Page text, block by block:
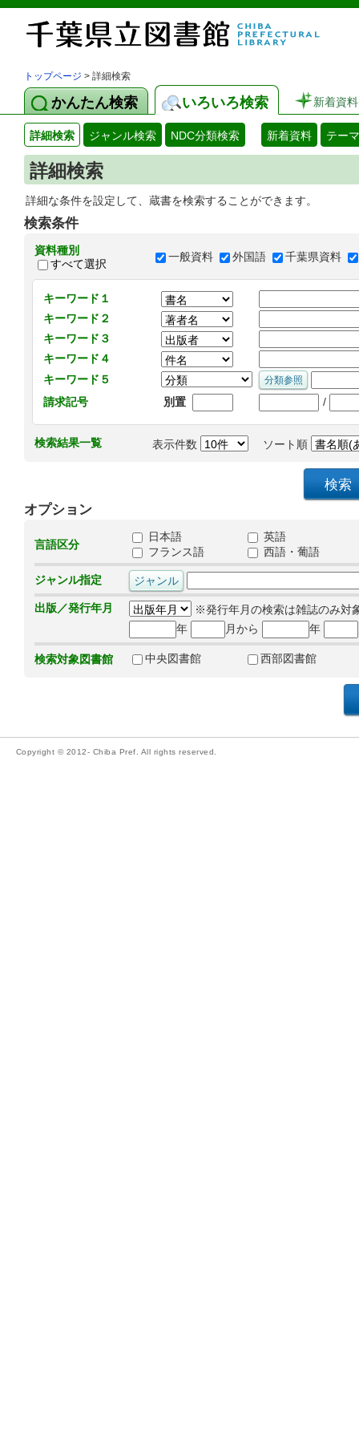
トップページ > 詳細検索
かんたん検索 いろいろ検索 新着資料
詳細検索 ジャンル検索 NDC分類検索 新着資料 テー
詳細検索
詳細な条件を設定して、蔵書を検索することができます。
検索条件
資料種別
すべて選択
一般資料 外国語 千葉県資料
キーワード１
キーワード２
キーワード３
キーワード４
キーワード５
請求記号
別置 /
検索結果一覧 表示件数 ソート順
オプション
言語区分
日本語
英語
フランス語
西語・葡語
ジャンル指定
出版／発行年月
※発行年月の検索は雑誌のみ対
年
月から 年
検索対象図書館 中央図書館 西部図書館
Copyright © 2012- Chiba Pref. All rights reserved.